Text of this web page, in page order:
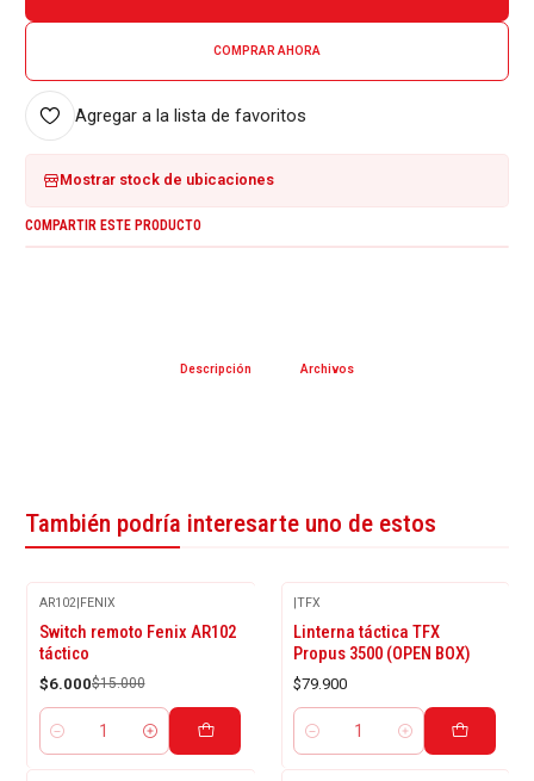
COMPRAR AHORA
Agregar a la lista de favoritos
Mostrar stock de ubicaciones
COMPARTIR ESTE PRODUCTO
Descripción Archivos
También podría interesarte uno de estos
-60%
OFF
AR102|FENIX
Switch remoto Fenix AR102
táctico
$6.000$15.000
Cantidad
|TFX
Linterna táctica TFX
Propus 3500 (OPEN BOX)
$79.900
Cantidad